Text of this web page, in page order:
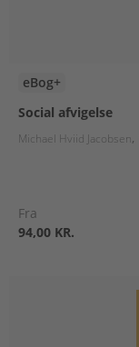
eBog+
Social afvigelse
Michael Hviid Jacobsen
Fra
94,00 KR.